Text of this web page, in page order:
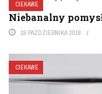
CIEKAWE
Niebanalny
19 PAŹDZIERNIKA 2018
CIEKAWE